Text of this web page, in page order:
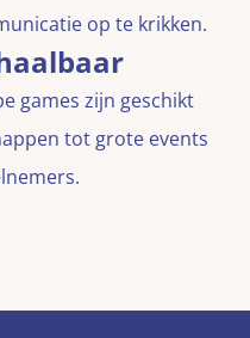
op te krikken.
games zijn geschikt
tot grote events